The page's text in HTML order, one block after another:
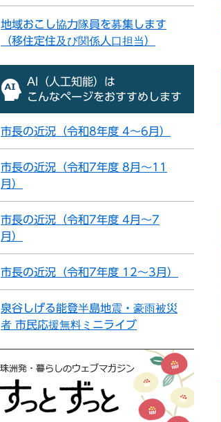
地域おこし協力隊員を募集します
（移住定住及び関係人口担当）
AI（人工知能）は
こんなページをおすすめします
市長の近況（令和8年度 4～6月）
市長の近況（令和7年度 8月～11
月）
市長の近況（令和7年度 4月～7
月）
市長の近況（令和7年度 12～3月）
泉谷しげる能登半島地震・豪雨被災
者 市民応援無料ミニライブ